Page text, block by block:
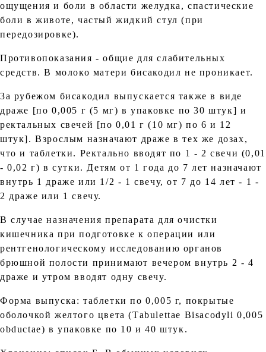
ощущения и боли в области желудка, спастические
боли в животе, частый жидкий стул (при
передозировке).
Противопоказания - общие для слабительных
средств. В молоко матери бисакодил не проникает.
3а рубежом бисакодил выпускается также в виде
драже [по 0,005 г (5 мг) в упаковке по 30 штук] и
ректальных свечей [по 0,01 г (10 мг) по 6 и 12
штук]. Взрослым назначают драже в тех же дозах,
что и таблетки. Ректально вводят по 1 - 2 свечи (0,01
- 0,02 г) в сутки. Детям от 1 года до 7 лет назначают
внутрь 1 драже или 1/2 - 1 свечу, от 7 до 14 лет - 1 -
2 драже или 1 свечу.
В случае назначения препарата для очистки
кишечника при подготовке к операции или
рентгенологическому исследованию органов
брюшной полости принимают вечером внутрь 2 - 4
драже и утром вводят одну свечу.
Форма выпуска: таблетки по 0,005 г, покрытые
оболочкой желтого цвета (Таbulettaе Вisacodyli 0,005
obductае) в упаковке по 10 и 40 штук.